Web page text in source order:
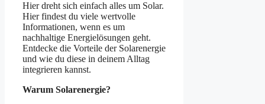
Hier dreht sich einfach alles um Solar.
Hier findest du viele wertvolle
Informationen, wenn es um
nachhaltige Energielösungen geht.
Entdecke die Vorteile der Solarenergie
und wie du diese in deinem Alltag
integrieren kannst.
Warum Solarenergie?